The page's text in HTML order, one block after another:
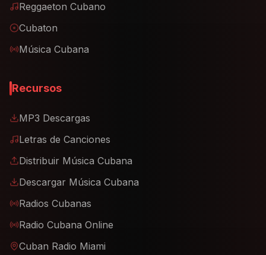
Reggaeton Cubano
Cubaton
Música Cubana
Recursos
MP3 Descargas
Letras de Canciones
Distribuir Música Cubana
Descargar Música Cubana
Radios Cubanas
Radio Cubana Online
Cuban Radio Miami